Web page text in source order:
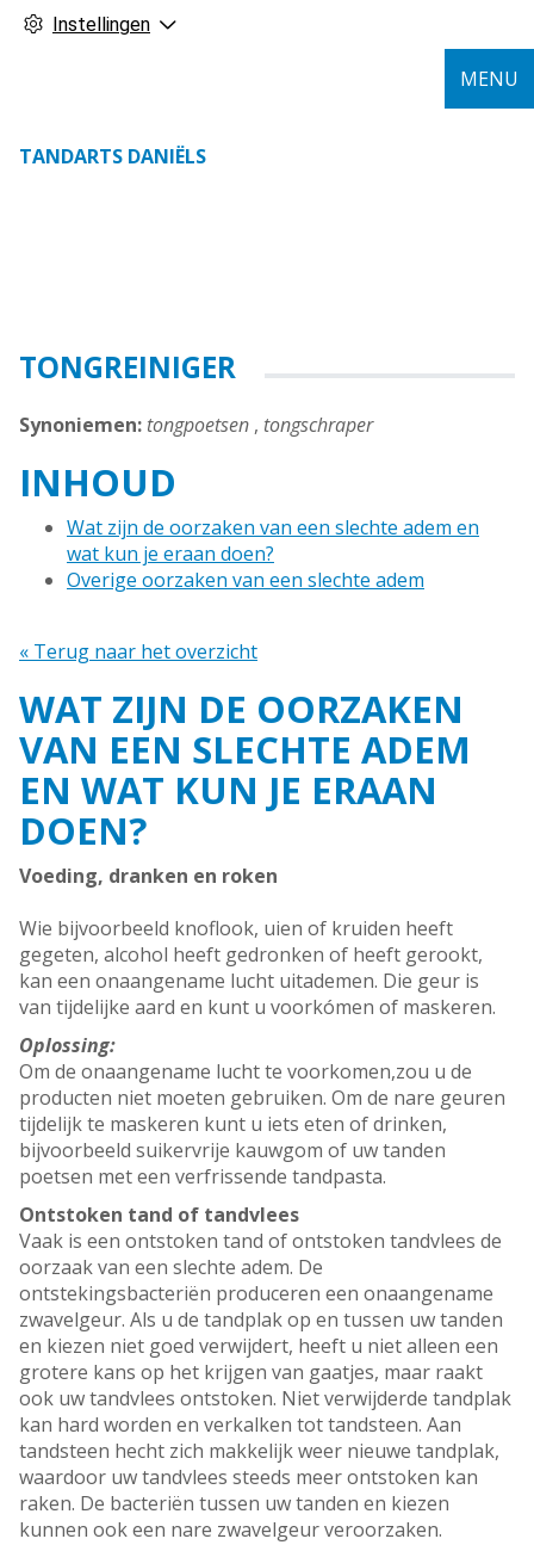
Instellingen
TANDARTS DANIËLS
MENU
TONGREINIGER
Synoniemen: tongpoetsen , tongschraper
INHOUD
Wat zijn de oorzaken van een slechte adem en
wat kun je eraan doen?
Overige oorzaken van een slechte adem
« Terug naar het overzicht
WAT ZIJN DE OORZAKEN
VAN EEN SLECHTE ADEM
EN WAT KUN JE ERAAN
DOEN?
Voeding, dranken en roken
Wie bijvoorbeeld knoflook, uien of kruiden heeft
gegeten, alcohol heeft gedronken of heeft gerookt,
kan een onaangename lucht uitademen. Die geur is
van tijdelijke aard en kunt u voorkómen of maskeren.
Oplossing:
Om de onaangename lucht te voorkomen,zou u de
producten niet moeten gebruiken. Om de nare geuren
tijdelijk te maskeren kunt u iets eten of drinken,
bijvoorbeeld suikervrije kauwgom of uw tanden
poetsen met een verfrissende tandpasta.
Ontstoken tand of tandvlees
Vaak is een ontstoken tand of ontstoken tandvlees de
oorzaak van een slechte adem. De
ontstekingsbacteriën produceren een onaangename
zwavelgeur. Als u de tandplak op en tussen uw tanden
en kiezen niet goed verwijdert, heeft u niet alleen een
grotere kans op het krijgen van gaatjes, maar raakt
ook uw tandvlees ontstoken. Niet verwijderde tandplak
kan hard worden en verkalken tot tandsteen. Aan
tandsteen hecht zich makkelijk weer nieuwe tandplak,
waardoor uw tandvlees steeds meer ontstoken kan
raken. De bacteriën tussen uw tanden en kiezen
kunnen ook een nare zwavelgeur veroorzaken.